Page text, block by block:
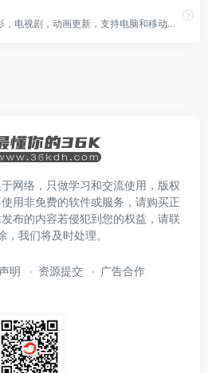
每日提供最新鲜的电影，电视剧，动画更新，支持电脑和移动设备的超清画质在线观看影视剧体验；免费观看最新Netflix（奈飞），Hulu，HBO，Apple，Amazon，Disney(迪士尼)等流媒体平台独占影视内容，包含最新电影、美剧、英剧、韩剧、日剧、新番等各类高清影视内容。
网络，只做学习和交流使用，版权
用非免费的软件或服务，请购买正
布的内容若侵犯到您的权益，请联
，我们将及时处理。
明 资源提交 广告合作